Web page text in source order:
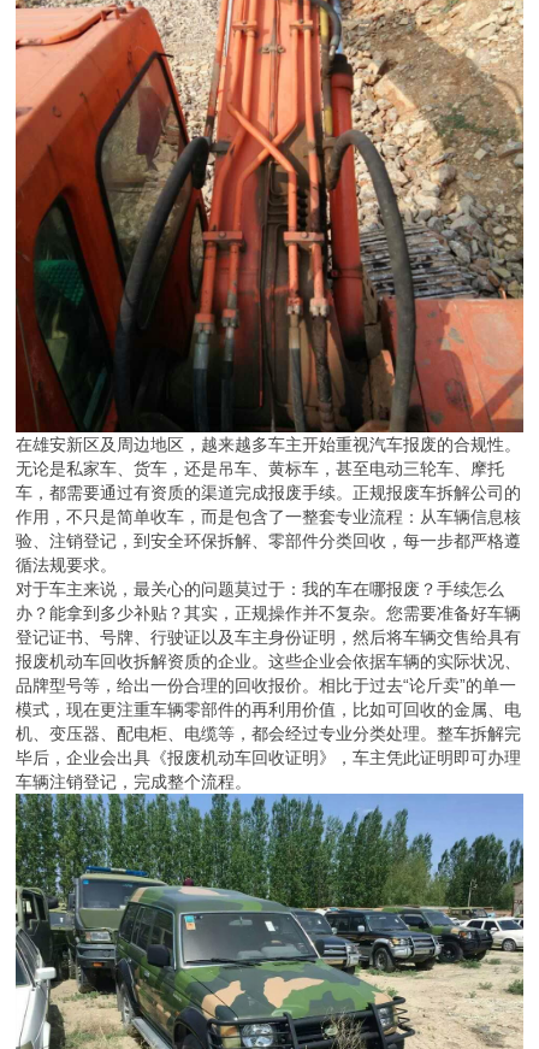
在雄安新区及周边地区，越来越多车主开始重视汽车报废的合规性。
无论是私家车、货车，还是吊车、黄标车，甚至电动三轮车、摩托
车，都需要通过有资质的渠道完成报废手续。正规报废车拆解公司的
作用，不只是简单收车，而是包含了一整套专业流程：从车辆信息核
验、注销登记，到安全环保拆解、零部件分类回收，每一步都严格遵
循法规要求。
对于车主来说，最关心的问题莫过于：我的车在哪报废？手续怎么
办？能拿到多少补贴？其实，正规操作并不复杂。您需要准备好车辆
登记证书、号牌、行驶证以及车主身份证明，然后将车辆交售给具有
报废机动车回收拆解资质的企业。这些企业会依据车辆的实际状况、
品牌型号等，给出一份合理的回收报价。相比于过去“论斤卖”的单一
模式，现在更注重车辆零部件的再利用价值，比如可回收的金属、电
机、变压器、配电柜、电缆等，都会经过专业分类处理。整车拆解完
毕后，企业会出具《报废机动车回收证明》，车主凭此证明即可办理
车辆注销登记，完成整个流程。